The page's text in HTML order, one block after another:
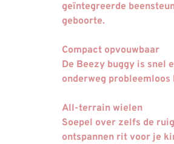
geïntegreerde
geboorte.
Compact opvouwbaar
De Beezy buggy is snel
onderweg probleemloos
All-terrain wielen
Soepel over zelfs de
ontspannen rit voor je